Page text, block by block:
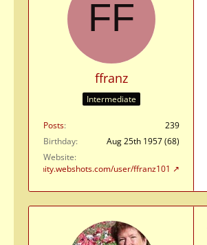
ffranz
Intermediate
Posts
239
Birthday
Aug 25th 1957 (68)
Website
community.webshots.com/user/ffranz101